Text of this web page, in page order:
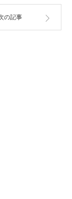
の記事